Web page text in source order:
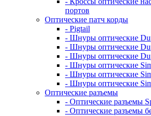
портов
Оптические патч корды
- Pigtail
- Шнуры оптические
- Шнуры оптические
- Шнуры оптические
- Шнуры оптические
- Шнуры оптические
- Шнуры оптические
Оптические разъемы
- Оптические разъемы
- Оптические разъемы